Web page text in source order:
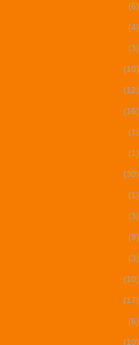
(6)
(4)
(3)
(10)
(12)
(16)
(1)
(1)
(30)
(1)
(3)
(9)
(3)
(10)
(17)
(6)
(10)